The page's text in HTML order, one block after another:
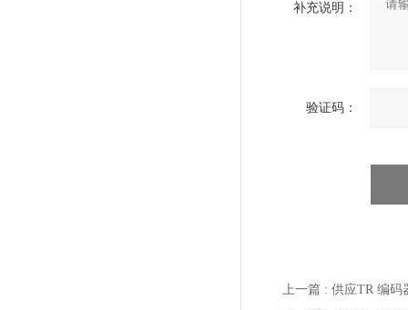
补充说明：
验证码：
上一篇 : 供应TR 编码